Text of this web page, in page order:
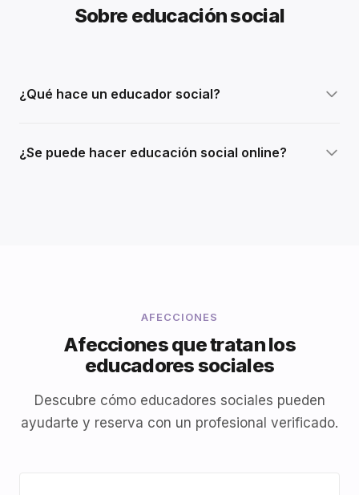
Sobre educación social
¿Qué hace un educador social?
¿Se puede hacer educación social online?
AFECCIONES
Afecciones que tratan los
educadores sociales
Descubre cómo educadores sociales pueden
ayudarte y reserva con un profesional verificado.